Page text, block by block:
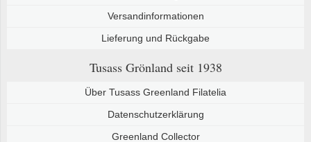
Versandinformationen
Lieferung und Rückgabe
Tusass Grönland seit 1938
Über Tusass Greenland Filatelia
Datenschutzerklärung
Greenland Collector